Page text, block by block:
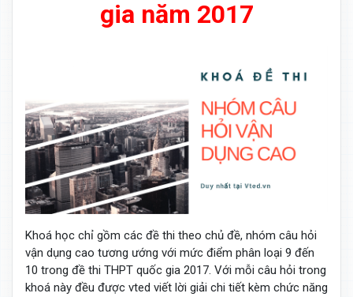
gia năm 2017
Khoá học chỉ gồm các đề thi theo chủ đề, nhóm câu hỏi
vận dụng cao tương ướng với mức điểm phân loại 9 đến
10 trong đề thi THPT quốc gia 2017. Với mỗi câu hỏi trong
khoá này đều được vted viết lời giải chi tiết kèm chức năng